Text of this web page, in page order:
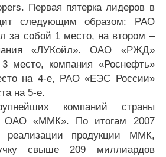
Первая пятерка лидеров в
следующим образом: РАО
за собой 1 место, на втором –
«ЛУКойл». ОАО «РЖД»
место, компания «Роснефть»
на 4-е, РАО «ЕЭС России»
на 5-е.
компаний страны
ОАО «ММК». По итогам 2007
продукции ММК,
свыше 209 миллиардов